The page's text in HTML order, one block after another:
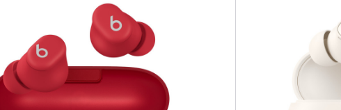
Wstecz
Obraz
-